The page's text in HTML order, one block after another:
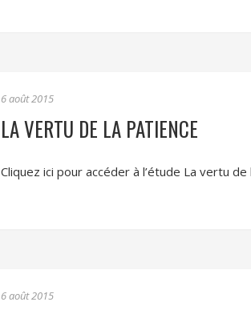
6 août 2015
LA VERTU DE LA PATIENCE
Cliquez ici pour accéder à l’étude La vertu de
6 août 2015